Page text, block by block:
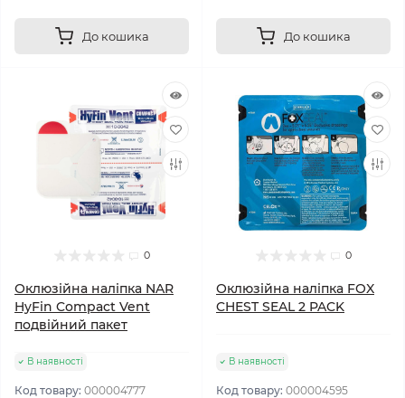
До кошика До кошика
0
Оклюзійна наліпка NAR
HyFin Compact Vent
подвійний пакет
В наявності
Код товару: 000004777
0
Оклюзійна наліпка FOX
CHEST SEAL 2 PACK
В наявності
Код товару: 000004595